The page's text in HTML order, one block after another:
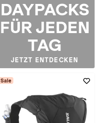
DAYPACKS
FÜR JEDEN
TAG
JETZT ENTDECKEN
Sale